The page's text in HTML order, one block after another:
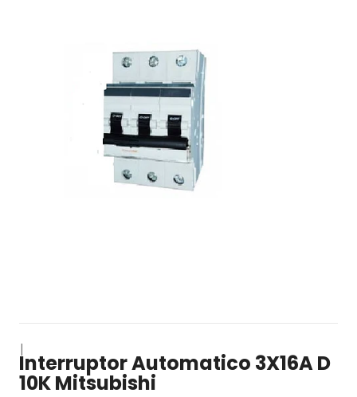
|
Interruptor Automatico 3X16A D
10K Mitsubishi